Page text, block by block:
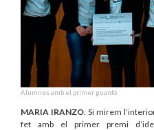
Alumnes amb el primer guardó.
MARIA IRANZO . Si mirem
fet amb el primer premi